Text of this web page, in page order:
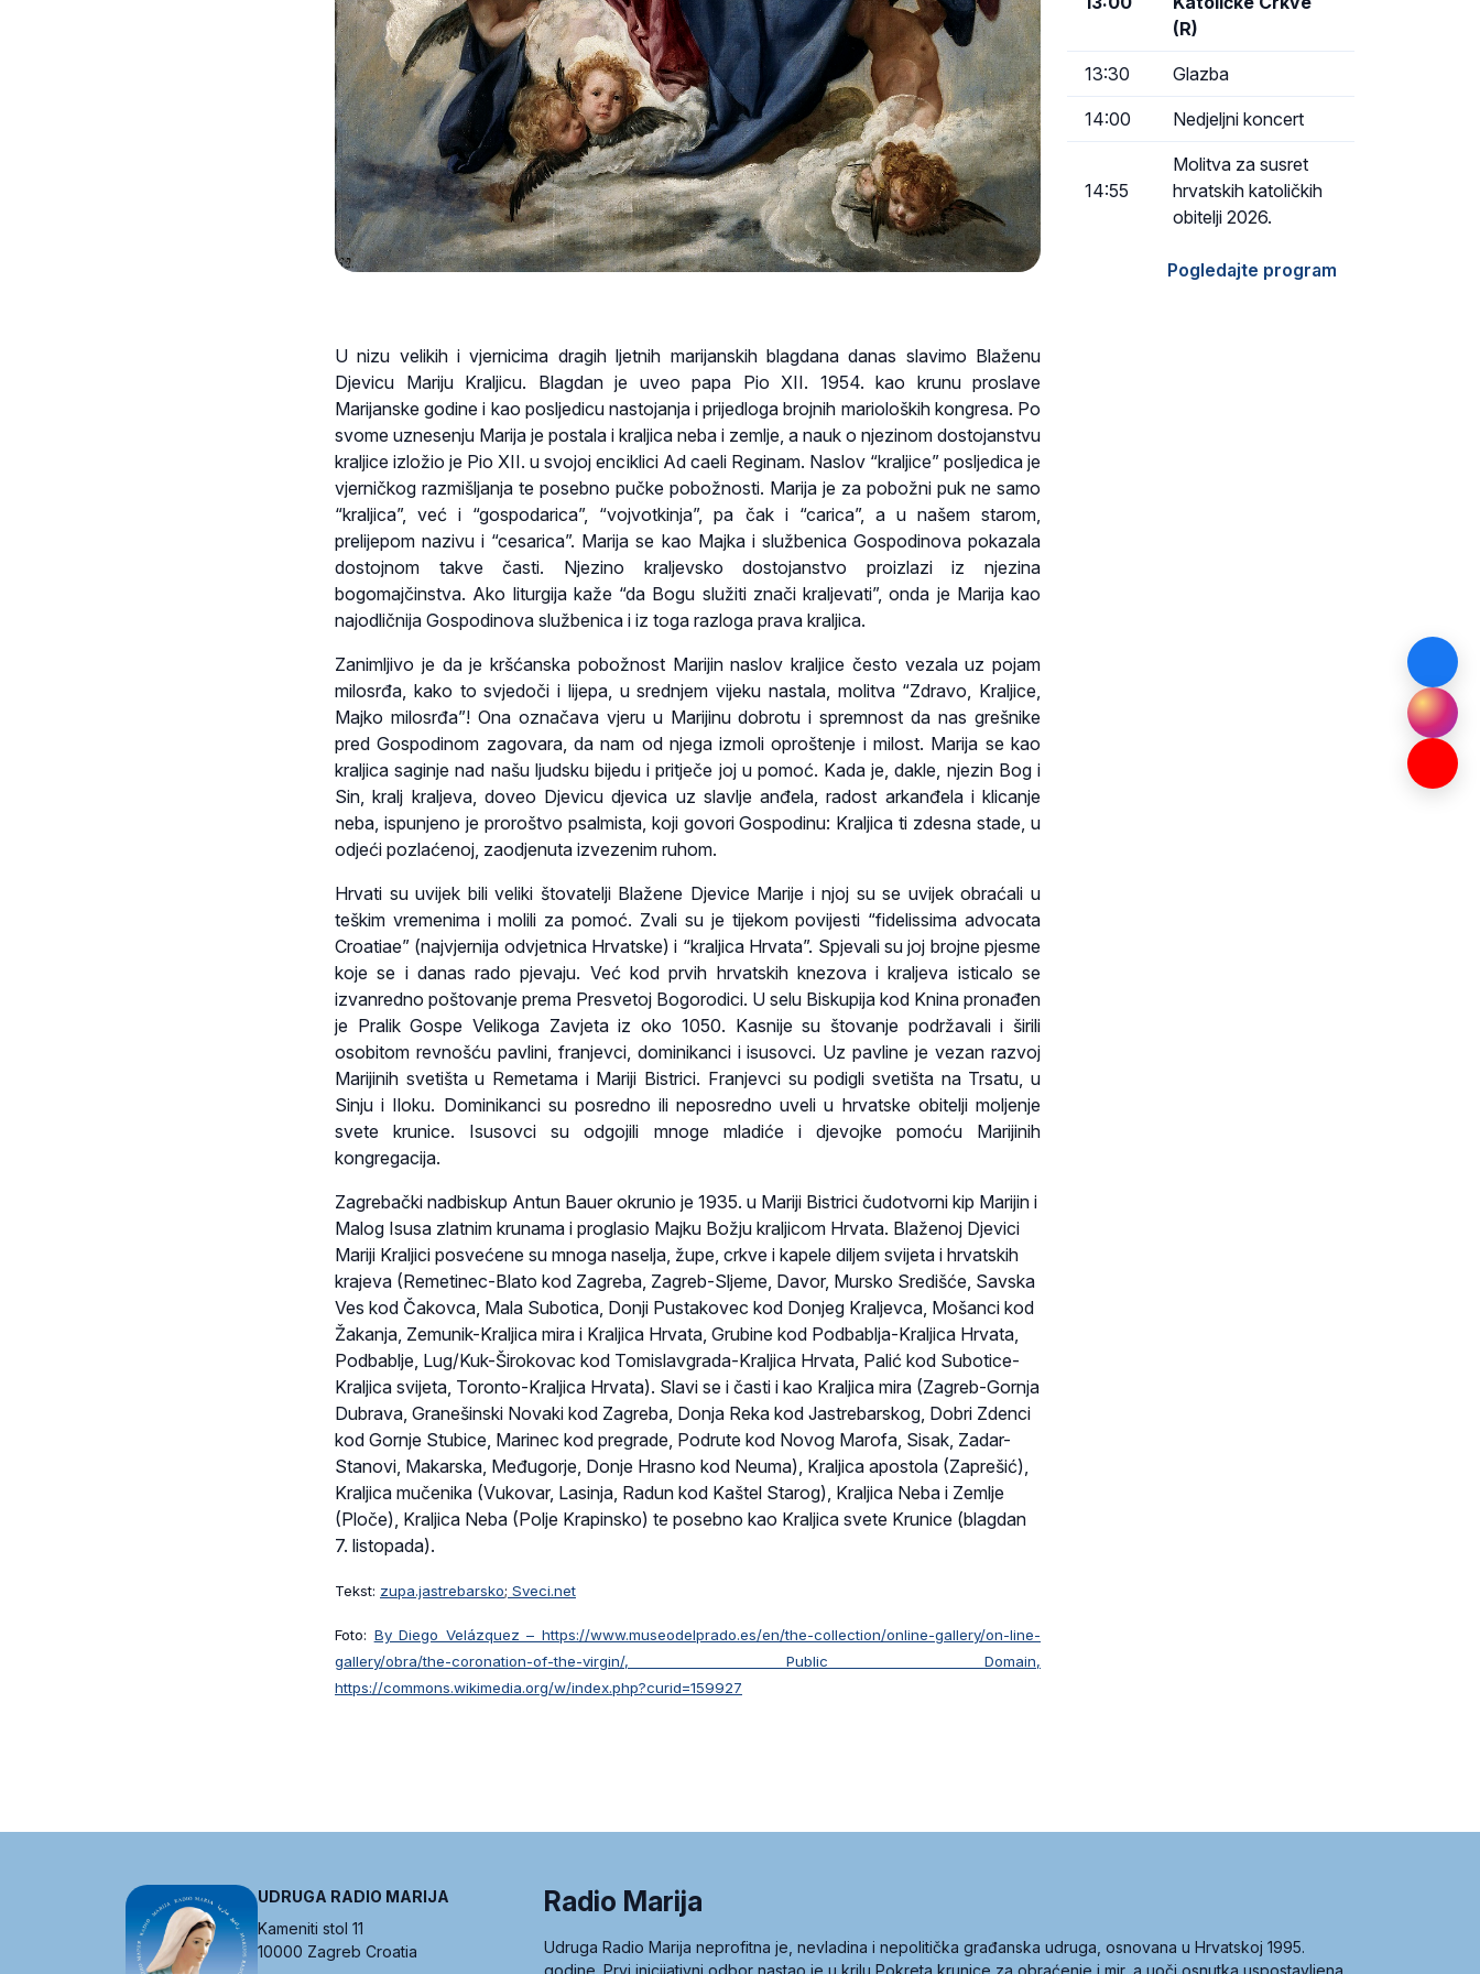
U nizu velikih i vjernicima dragih ljetnih marijanskih blagdana danas slavimo Blaženu
Djevicu Mariju Kraljicu. Blagdan je uveo papa Pio XII. 1954. kao krunu proslave
Marijanske godine i kao posljedicu nastojanja i prijedloga brojnih marioloških kongresa. Po
svome uznesenju Marija je postala i kraljica neba i zemlje, a nauk o njezinom dostojanstvu
kraljice izložio je Pio XII. u svojoj enciklici Ad caeli Reginam. Naslov “kraljice” posljedica je
vjerničkog razmišljanja te posebno pučke pobožnosti. Marija je za pobožni puk ne samo
“kraljica”, već i “gospodarica”, “vojvotkinja”, pa čak i “carica”, a u našem starom,
prelijepom nazivu i “cesarica”. Marija se kao Majka i službenica Gospodinova pokazala
dostojnom takve časti. Njezino kraljevsko dostojanstvo proizlazi iz njezina
bogomajčinstva. Ako liturgija kaže “da Bogu služiti znači kraljevati”, onda je Marija kao
najodličnija Gospodinova službenica i iz toga razloga prava kraljica.
Zanimljivo je da je kršćanska pobožnost Marijin naslov kraljice često vezala uz pojam
milosrđa, kako to svjedoči i lijepa, u srednjem vijeku nastala, molitva “Zdravo, Kraljice,
Majko milosrđa”! Ona označava vjeru u Marijinu dobrotu i spremnost da nas grešnike
pred Gospodinom zagovara, da nam od njega izmoli oproštenje i milost. Marija se kao
kraljica saginje nad našu ljudsku bijedu i pritječe joj u pomoć. Kada je, dakle, njezin Bog i
Sin, kralj kraljeva, doveo Djevicu djevica uz slavlje anđela, radost arkanđela i klicanje
neba, ispunjeno je proroštvo psalmista, koji govori Gospodinu: Kraljica ti zdesna stade, u
odjeći pozlaćenoj, zaodjenuta izvezenim ruhom.
Hrvati su uvijek bili veliki štovatelji Blažene Djevice Marije i njoj su se uvijek obraćali u
teškim vremenima i molili za pomoć. Zvali su je tijekom povijesti “fidelissima advocata
Croatiae” (najvjernija odvjetnica Hrvatske) i “kraljica Hrvata”. Spjevali su joj brojne pjesme
koje se i danas rado pjevaju. Već kod prvih hrvatskih knezova i kraljeva isticalo se
izvanredno poštovanje prema Presvetoj Bogorodici. U selu Biskupija kod Knina pronađen
je Pralik Gospe Velikoga Zavjeta iz oko 1050. Kasnije su štovanje podržavali i širili
osobitom revnošću pavlini, franjevci, dominikanci i isusovci. Uz pavline je vezan razvoj
Marijinih svetišta u Remetama i Mariji Bistrici. Franjevci su podigli svetišta na Trsatu, u
Sinju i Iloku. Dominikanci su posredno ili neposredno uveli u hrvatske obitelji moljenje
svete krunice. Isusovci su odgojili mnoge mladiće i djevojke pomoću Marijinih
kongregacija.
Zagrebački nadbiskup Antun Bauer okrunio je 1935. u Mariji Bistrici čudotvorni kip Marijin i
Malog Isusa zlatnim krunama i proglasio Majku Božju kraljicom Hrvata. Blaženoj Djevici
Mariji Kraljici posvećene su mnoga naselja, župe, crkve i kapele diljem svijeta i hrvatskih
krajeva (Remetinec-Blato kod Zagreba, Zagreb-Sljeme, Davor, Mursko Središće, Savska
Ves kod Čakovca, Mala Subotica, Donji Pustakovec kod Donjeg Kraljevca, Mošanci kod
Žakanja, Zemunik-Kraljica mira i Kraljica Hrvata, Grubine kod Podbablja-Kraljica Hrvata,
Podbablje, Lug/Kuk-Širokovac kod Tomislavgrada-Kraljica Hrvata, Palić kod Subotice-
Kraljica svijeta, Toronto-Kraljica Hrvata). Slavi se i časti i kao Kraljica mira (Zagreb-Gornja
Dubrava, Granešinski Novaki kod Zagreba, Donja Reka kod Jastrebarskog, Dobri Zdenci
kod Gornje Stubice, Marinec kod pregrade, Podrute kod Novog Marofa, Sisak, Zadar-
Stanovi, Makarska, Međugorje, Donje Hrasno kod Neuma), Kraljica apostola (Zaprešić),
Kraljica mučenika (Vukovar, Lasinja, Radun kod Kaštel Starog), Kraljica Neba i Zemlje
(Ploče), Kraljica Neba (Polje Krapinsko) te posebno kao Kraljica svete Krunice (blagdan
7. listopada).
Tekst: zupa.jastrebarsko; Sveci.net
Foto: By Diego Velázquez – https://www.museodelprado.es/en/the-collection/online-gallery/on-line-
gallery/obra/the-coronation-of-the-virgin/, Public Domain,
https://commons.wikimedia.org/w/index.php?curid=159927
(R)
13:30 Glazba
14:00 Nedjeljni koncert
14:55
Molitva za susret
hrvatskih katoličkih
obitelji 2026.
Pogledajte program
UDRUGA RADIO MARIJA
Kameniti stol 11
10000 Zagreb Croatia
Radio Marija
Udruga Radio Marija neprofitna je, nevladina i nepolitička građanska udruga, osnovana u Hrvatskoj 1995.
godine. Prvi inicijativni odbor nastao je u krilu Pokreta krunice za obraćenje i mir, a uoči osnutka uspostavljena